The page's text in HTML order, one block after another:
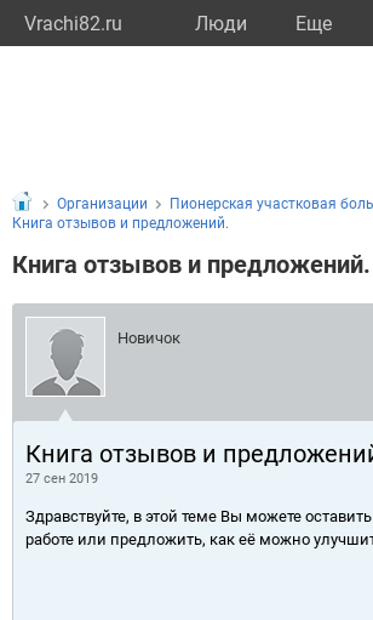
Vrachi82.ru Люди Eще
Организации Пионерская участковая
Книга отзывов и предложений.
Книга отзывов и предложений.
Новичок
Книга отзывов и
27 сен 2019
Здравствуйте, в этой теме Вы можете
работе или предложить, как её можно